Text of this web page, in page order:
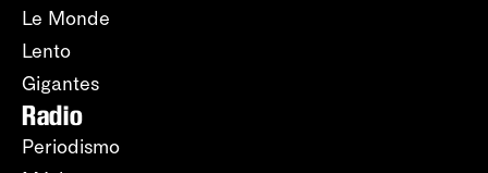
Le Monde
Lento
Gigantes
Radio
Periodismo